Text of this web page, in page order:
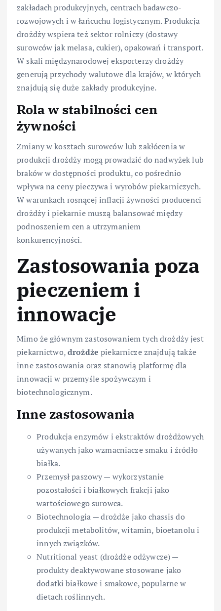
zakładach produkcyjnych, centrach badawczo-
rozwojowych i w łańcuchu logistycznym. Produkcja
drożdży wspiera też sektor rolniczy (dostawy
surowców jak melasa, cukier), opakowań i transport.
W skali międzynarodowej eksporterzy drożdży
generują przychody walutowe dla krajów, w których
znajdują się duże zakłady produkcyjne.
Rola w stabilności cen
żywności
Zmiany w kosztach surowców lub zakłócenia w
produkcji drożdży mogą prowadzić do nadwyżek lub
braków w dostępności produktu, co pośrednio
wpływa na ceny pieczywa i wyrobów piekarniczych.
W warunkach rosnącej inflacji żywności producenci
drożdży i piekarnie muszą balansować między
podnoszeniem cen a utrzymaniem
konkurencyjności.
Zastosowania poza
pieczeniem i
innowacje
Mimo że głównym zastosowaniem tych drożdży jest
piekarnictwo,drożdże piekarnicze znajdują także
inne zastosowania oraz stanowią platformę dla
innowacji w przemyśle spożywczym i
biotechnologicznym.
Inne zastosowania
Produkcja enzymów i ekstraktów drożdżowych
używanych jako wzmacniacze smaku i źródło
białka.
Przemysł paszowy — wykorzystanie
pozostałości i białkowych frakcji jako
wartościowego surowca.
Biotechnologia — drożdże jako chassis do
produkcji metabolitów, witamin, bioetanolu i
innych związków.
Nutritional yeast (drożdże odżywcze) —
produkty deaktywowane stosowane jako
dodatki białkowe i smakowe, popularne w
dietach roślinnych.